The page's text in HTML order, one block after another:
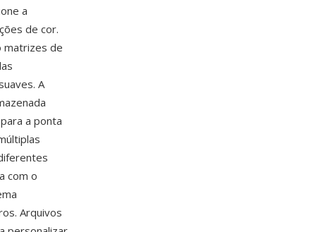
a
de cor.
matrizes de
A
a ponta
com o
Arquivos